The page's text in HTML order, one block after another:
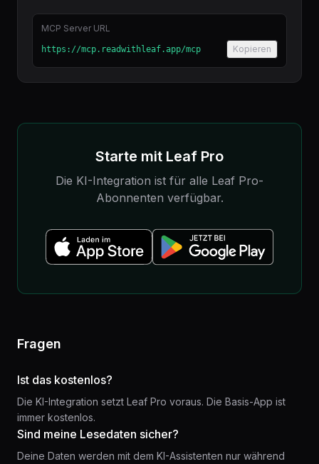
MCP Server URL
https://mcp.readwithleaf.app/mcp Kopieren
Starte mit Leaf Pro
Die KI-Integration ist für alle Leaf Pro-
Abonnenten verfügbar.
Fragen
Ist das kostenlos?
Die KI-Integration setzt Leaf Pro voraus. Die Basis-App ist
immer kostenlos.
Sind meine Lesedaten sicher?
Deine Daten werden mit dem KI-Assistenten nur während